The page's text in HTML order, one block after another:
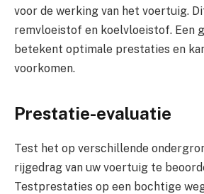
voor de werking van het voertuig.
remvloeistof en koelvloeistof. Een
betekent optimale prestaties en
voorkomen.
Prestatie-evaluatie
Test het op verschillende
rijgedrag van uw voertuig te
Testprestaties op een bochtige